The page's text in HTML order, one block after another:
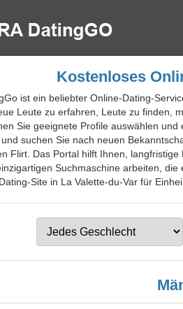
Kostenloses
ist ein beliebter Online-Dating-
Leute zu erfahren, Leute zu finden,
Sie geeignete Profile auswählen
suchen Sie nach neuen
Flirt. Das Portal hilft Ihnen,
Suchmaschine arbeiten,
Site in La Valette-du-Var für